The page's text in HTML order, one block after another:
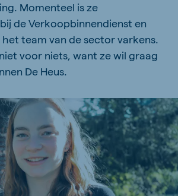
Momenteel is ze
de Verkoopbinnendienst en
team van de sector varkens.
voor niets, want ze wil graag
De Heus.